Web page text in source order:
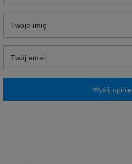
Twoje imię
Twój email
Wyślij opinię